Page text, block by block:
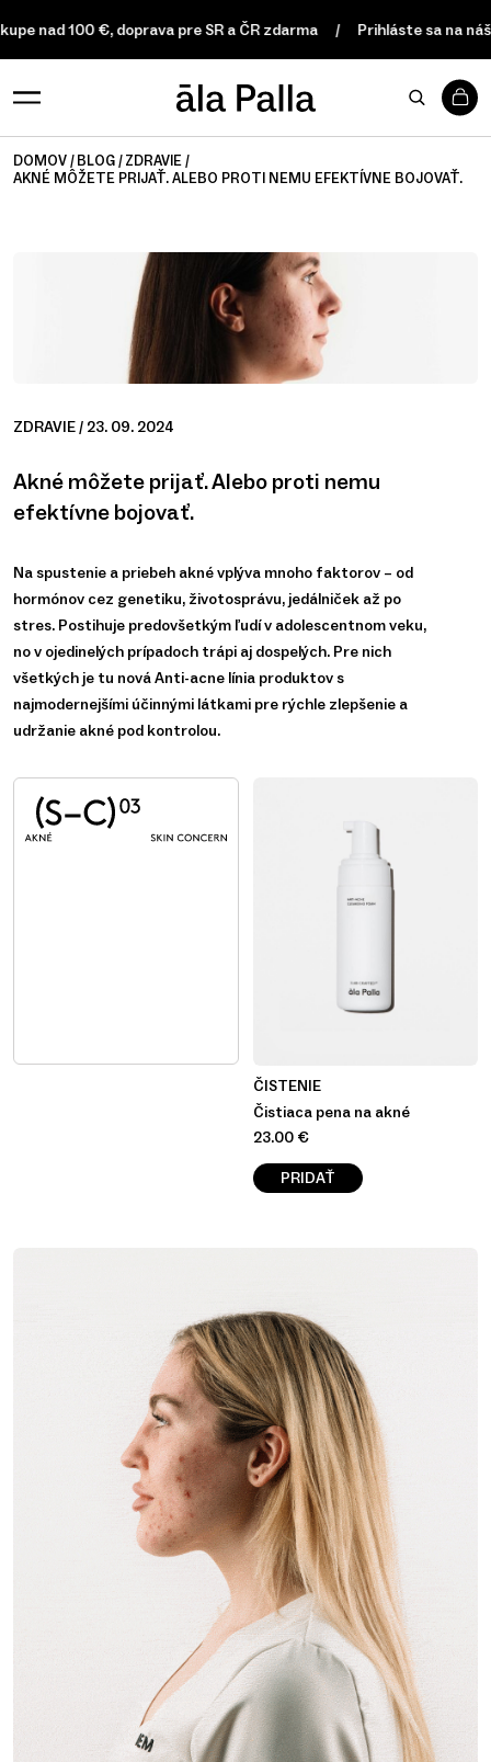
nad 100 €, doprava pre SR a ČR zdarma Prihláste sa na náš
0
DOMOV BLOG
ZDRAVIE
AKNÉ MÔŽETE PRIJAŤ. ALEBO PROTI NEMU EFEKTÍVNE BOJOVAŤ.
ZDRAVIE/ 23. 09. 2024
Akné môžete prijať. Alebo proti nemu
efektívne bojovať.
Na spustenie a priebeh akné vplýva mnoho faktorov – od
hormónov cez genetiku, životosprávu, jedálniček až po
stres. Postihuje predovšetkým ľudí v adolescentnom veku,
no v ojedinelých prípadoch trápi aj dospelých. Pre nich
všetkých je tu nová Anti-acne línia produktov s
najmodernejšími účinnými látkami pre rýchle zlepšenie a
udržanie akné pod kontrolou.
ČISTENIE
Čistiaca pena na akné
23.00 €
PRIDAŤ